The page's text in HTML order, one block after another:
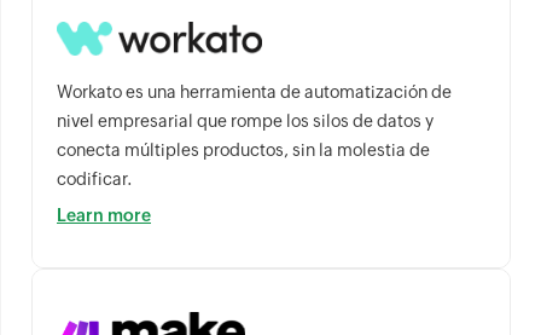
Workato es una herramienta de automatización de
nivel empresarial que rompe los silos de datos y
conecta múltiples productos, sin la molestia de
codificar.
Learn more